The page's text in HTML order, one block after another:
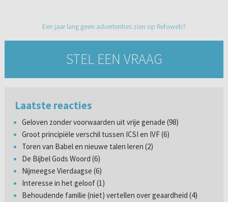
Een jaar lang geen advertenties zien op Refoweb?
STEL EEN VRAAG
Laatste reacties
Geloven zonder voorwaarden uit vrije genade (98)
Groot principiële verschil tussen ICSI en IVF (6)
Toren van Babel en nieuwe talen leren (2)
De Bijbel Gods Woord (6)
Nijmeegse Vierdaagse (6)
Interesse in het geloof (1)
Behoudende familie (niet) vertellen over geaardheid (4)